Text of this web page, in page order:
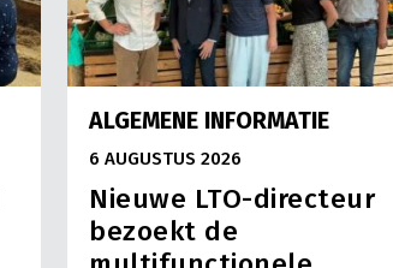
ALGEMENE INFORMATIE
6 AUGUSTUS 2026
Nieuwe LTO-directeur
bezoekt de